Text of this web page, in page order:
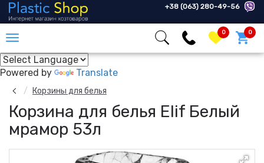
+38 (063) 280-49-56
0 0
Powered by Translate
Корзины для белья
Корзина для белья Elif Белый
мрамор 53л